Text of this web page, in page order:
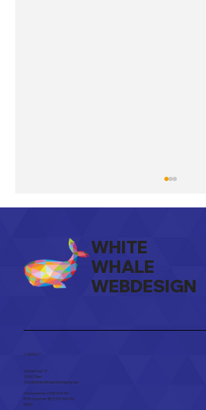
WHITE
WHALE
WEBDESIGN
CONTACT
Zandstraat 17
2250 Olen​
Tom@WhiteWhaleWebdesign.be
Ond.nummer: 0795 594 196
BTW nummer: BE 0795 594 196
MENU